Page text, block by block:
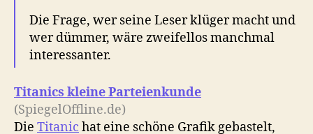
Die Frage, wer seine Leser klüger macht und
wer dümmer, wäre zweifellos manchmal
interessanter.
Titanics kleine Parteienkunde
(SpiegelOffline.de)
Die Titanic hat eine schöne Grafik gebastelt,